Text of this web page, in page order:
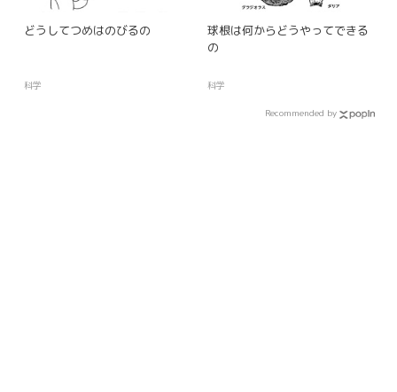
どうしてつめはのびるの
科学
球根は何からどうやってできる
の
科学
Recommended by